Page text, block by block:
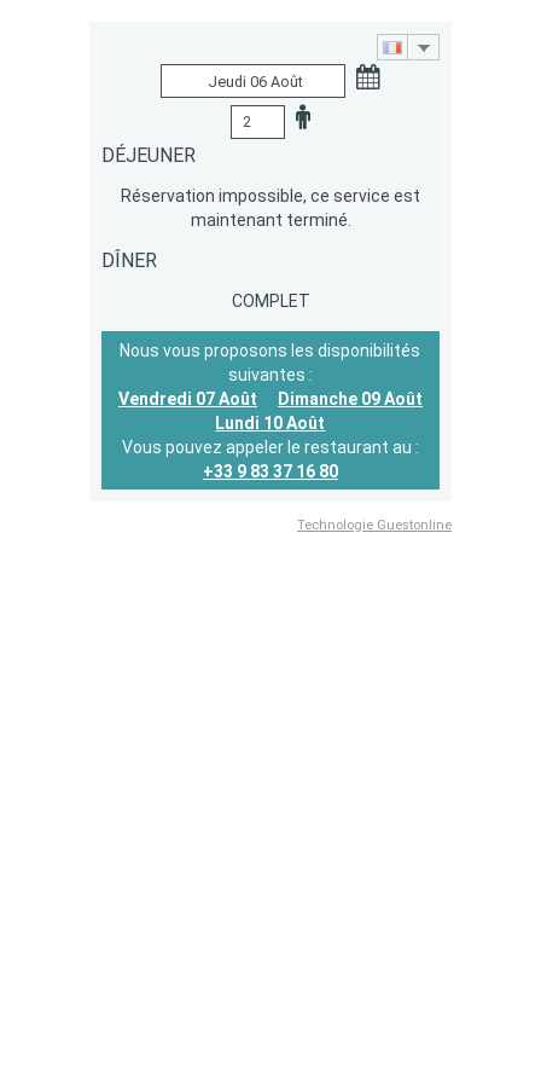
DÉJEUNER
Réservation impossible, ce service est
maintenant terminé.
DÎNER
COMPLET
Nous vous proposons les disponibilités
suivantes :
Vendredi 07 Août
Dimanche 09 Août
Lundi 10 Août
Vous pouvez appeler le restaurant au :
+33 9 83 37 16 80
Technologie Guestonline